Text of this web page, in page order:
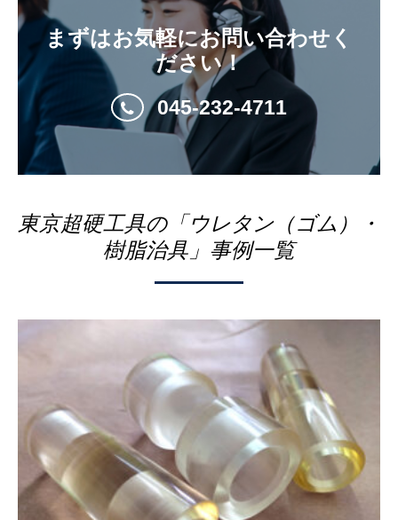
まずはお気軽にお問い合わせく
ださい！
045-232-4711
東京超硬工具の「ウレタン（ゴム）・
樹脂治具」事例一覧